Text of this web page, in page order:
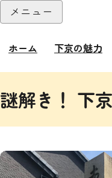
本文へ
メニュー
ホーム 下京の魅力
謎解き！ 下京